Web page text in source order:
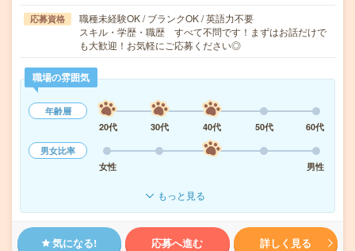
応募資格
職種未経験OK / ブランクOK / 英語力不要
スキル・学歴・職歴 すべて不問です！まずはお話だけで
も大歓迎！お気軽にご応募ください◎
職場の雰囲気
年齢層
20代
30代 40代 50代
60代
男女比率
女性
男性
もっと見る
気になる! 応募へ進む 詳しく見る